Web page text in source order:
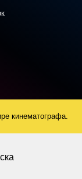
кинематографа.